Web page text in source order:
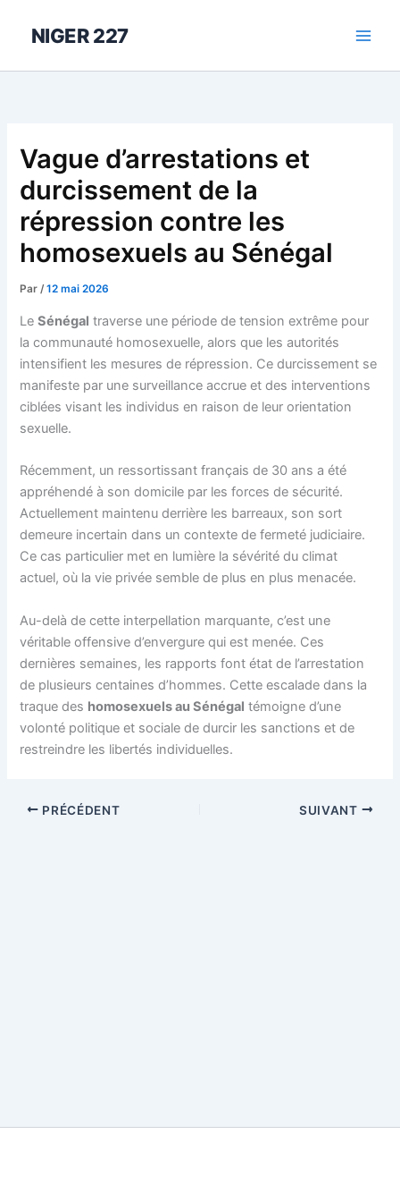
NIGER 227
Vague d’arrestations et
durcissement de la
répression contre les
homosexuels au Sénégal
Par/12 mai 2026
LeSénégal traverse une période de tension extrême pour
la communauté homosexuelle, alors que les autorités
intensifient les mesures de répression. Ce durcissement se
manifeste par une surveillance accrue et des interventions
ciblées visant les individus en raison de leur orientation
sexuelle.
Récemment, un ressortissant français de 30 ans a été
appréhendé à son domicile par les forces de sécurité.
Actuellement maintenu derrière les barreaux, son sort
demeure incertain dans un contexte de fermeté judiciaire.
Ce cas particulier met en lumière la sévérité du climat
actuel, où la vie privée semble de plus en plus menacée.
Au-delà de cette interpellation marquante, c’est une
véritable offensive d’envergure qui est menée. Ces
dernières semaines, les rapports font état de l’arrestation
de plusieurs centaines d’hommes. Cette escalade dans la
traque des homosexuels au Sénégal témoigne d’une
volonté politique et sociale de durcir les sanctions et de
restreindre les libertés individuelles.
PRÉCÉDENT SUIVANT